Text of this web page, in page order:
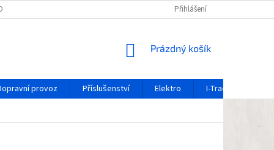
OSOBNÍCH ÚDAJŮ REKLAMAČNÍ FORMULÁŘ
Přihlášení
NÁKUPNÍ
Prázdný košík
provoz Příslušenství Elektro
I-Track / systém